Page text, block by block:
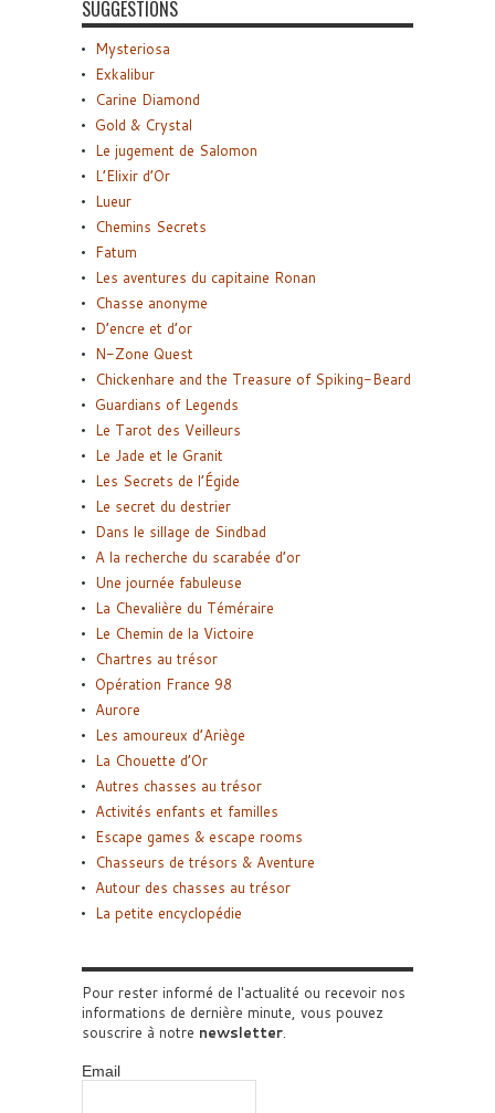
SUGGESTIONS
Mysteriosa
Exkalibur
Carine Diamond
Gold & Crystal
Le jugement de Salomon
L’Elixir d’Or
Lueur
Chemins Secrets
Fatum
Les aventures du capitaine Ronan
Chasse anonyme
D’encre et d’or
N-Zone Quest
Chickenhare and the Treasure of Spiking-Beard
Guardians of Legends
Le Tarot des Veilleurs
Le Jade et le Granit
Les Secrets de l’Égide
Le secret du destrier
Dans le sillage de Sindbad
A la recherche du scarabée d’or
Une journée fabuleuse
La Chevalière du Téméraire
Le Chemin de la Victoire
Chartres au trésor
Opération France 98
Aurore
Les amoureux d’Ariège
La Chouette d’Or
Autres chasses au trésor
Activités enfants et familles
Escape games & escape rooms
Chasseurs de trésors & Aventure
Autour des chasses au trésor
La petite encyclopédie
Pour rester informé de l'actualité ou recevoir nos
informations de dernière minute, vous pouvez
souscrire à notre newsletter.
Email